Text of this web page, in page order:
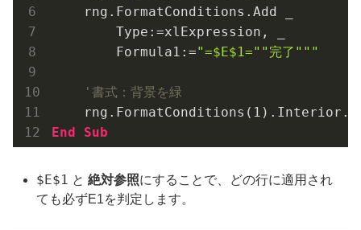
    rng.FormatConditions.Add _
        Type:=xlExpression, _
        Formula1:=
"=$E$1=""完了"""
'書式：背景を緑
    rng.FormatConditions(
1
End
Sub
$E$1 と絶対参照にすることで、どの行に適用され
ても必ずE1を判定します。